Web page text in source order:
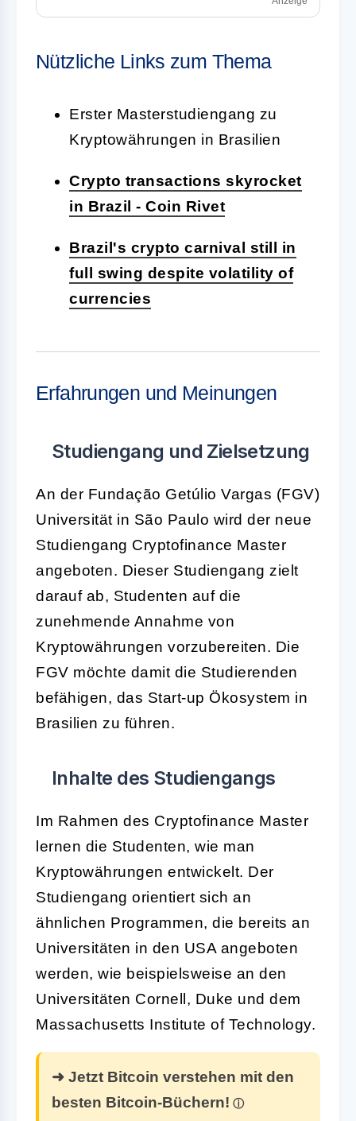
Nützliche Links zum Thema
Erster Masterstudiengang zu
Kryptowährungen in Brasilien
Crypto transactions skyrocket
in Brazil - Coin Rivet
Brazil's crypto carnival still in
full swing despite volatility of
currencies
Erfahrungen und Meinungen
Studiengang und Zielsetzung
An der Fundação Getúlio Vargas (FGV)
Universität in São Paulo wird der neue
Studiengang Cryptofinance Master
angeboten. Dieser Studiengang zielt
darauf ab, Studenten auf die
zunehmende Annahme von
Kryptowährungen vorzubereiten. Die
FGV möchte damit die Studierenden
befähigen, das Start-up Ökosystem in
Brasilien zu führen.
Inhalte des Studiengangs
Im Rahmen des Cryptofinance Master
lernen die Studenten, wie man
Kryptowährungen entwickelt. Der
Studiengang orientiert sich an
ähnlichen Programmen, die bereits an
Universitäten in den USA angeboten
werden, wie beispielsweise an den
Universitäten Cornell, Duke und dem
Massachusetts Institute of Technology.
➜ Jetzt Bitcoin verstehen mit den
besten Bitcoin-Büchern!